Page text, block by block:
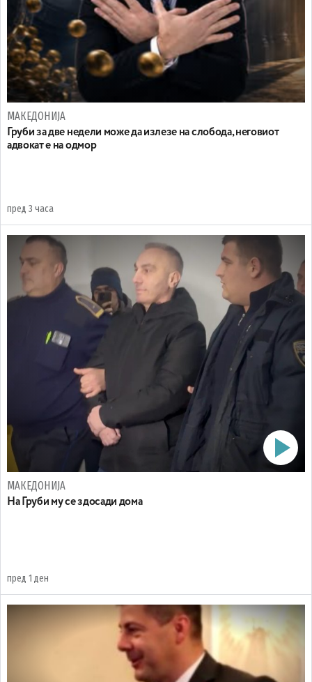
МАКЕДОНИЈА
Груби за две недели може да излезе на слобода, неговиот
адвокат е на одмор
пред 3 часа
МАКЕДОНИЈА
На Груби му се здосади дома
пред 1 ден